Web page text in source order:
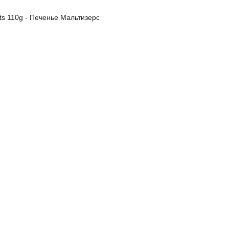
110g - Печенье Мальтизерс